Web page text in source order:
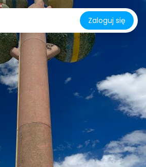
Zaloguj się